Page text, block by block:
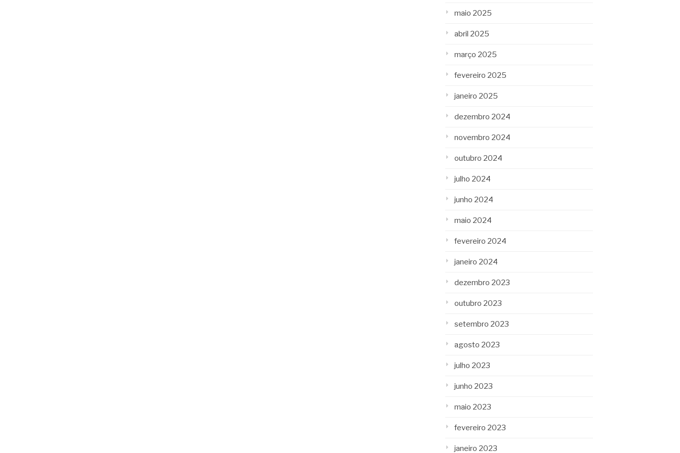
maio 2025
abril 2025
março 2025
fevereiro 2025
janeiro 2025
dezembro 2024
novembro 2024
outubro 2024
julho 2024
junho 2024
maio 2024
fevereiro 2024
janeiro 2024
dezembro 2023
outubro 2023
setembro 2023
agosto 2023
julho 2023
junho 2023
maio 2023
fevereiro 2023
janeiro 2023